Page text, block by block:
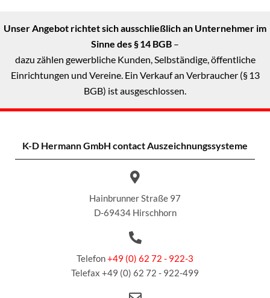
Unser Angebot richtet sich ausschließlich an Unternehmer im
Sinne des § 14 BGB –
dazu zählen gewerbliche Kunden, Selbständige, öffentliche
Einrichtungen und Vereine. Ein Verkauf an Verbraucher (§ 13
BGB) ist ausgeschlossen.
K-D Hermann GmbH contact Auszeichnungssysteme
Hainbrunner Straße 97
D-69434 Hirschhorn
Telefon+49 (0) 62 72 - 922-3
Telefax +49 (0) 62 72 - 922-499